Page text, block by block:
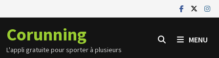
au
contenu
Corunning
L'appli gratuite pour sporter à plusieurs
MENU